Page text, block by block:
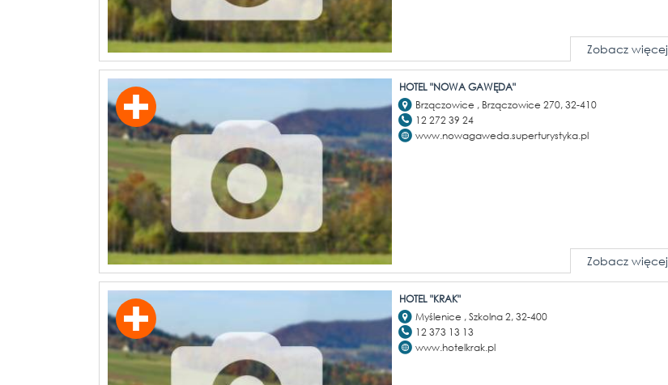
Zobacz więcej
HOTEL "NOWA GAWĘDA"
Brzączowice , Brzączowice 270, 32-410
12 272 39 24
www.nowagaweda.superturystyka.pl
Zobacz więcej
HOTEL "KRAK"
Myślenice , Szkolna 2, 32-400
12 373 13 13
www.hotelkrak.pl